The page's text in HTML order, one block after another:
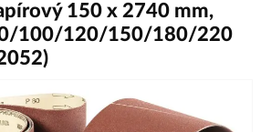
150 x 2740 mm,
100/120/150/180/220